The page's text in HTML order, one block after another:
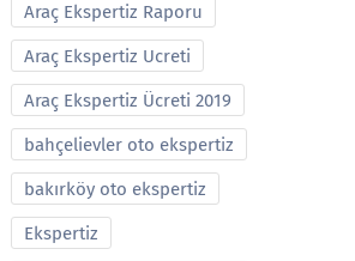
Araç Ekspertiz Raporu
Araç Ekspertiz Ucreti
Araç Ekspertiz Ücreti 2019
bahçelievler oto ekspertiz
bakırköy oto ekspertiz
Ekspertiz